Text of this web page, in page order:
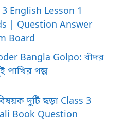
3 English Lesson 1
| Question Answer
Board
Bangla Golpo: বাঁদর
পাখির গল্প
দুটি ছড়া Class 3
Book Question